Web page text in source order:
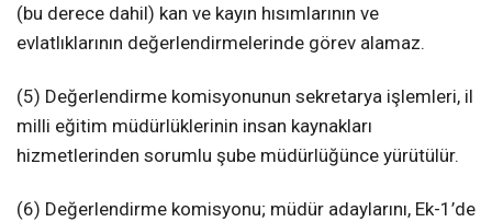
(bu derece dahil) kan ve kayın hısımlarının ve
evlatlıklarının değerlendirmelerinde görev alamaz.
(5) Değerlendirme komisyonunun sekretarya işlemleri, il
milli eğitim müdürlüklerinin insan kaynakları
hizmetlerinden sorumlu şube müdürlüğünce yürütülür.
(6) Değerlendirme komisyonu; müdür adaylarını, Ek-1’de